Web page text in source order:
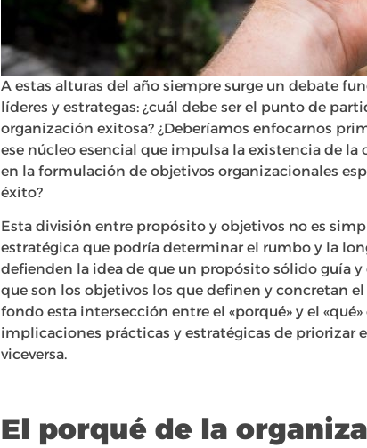
A estas alturas del año siempre surge un debate
líderes y estrategas: ¿cuál debe ser el punto de
organización exitosa? ¿Deberíamos enfocarnos
ese núcleo esencial que impulsa la existencia de
en la formulación de objetivos organizacionales
éxito?
Esta división entre propósito y objetivos no es
estratégica que podría determinar el rumbo y la
defienden la idea de que un propósito sólido guía
que son los objetivos los que definen y concretan
fondo esta intersección entre el «porqué» y el
implicaciones prácticas y estratégicas de priorizar
viceversa.
El porqué de la